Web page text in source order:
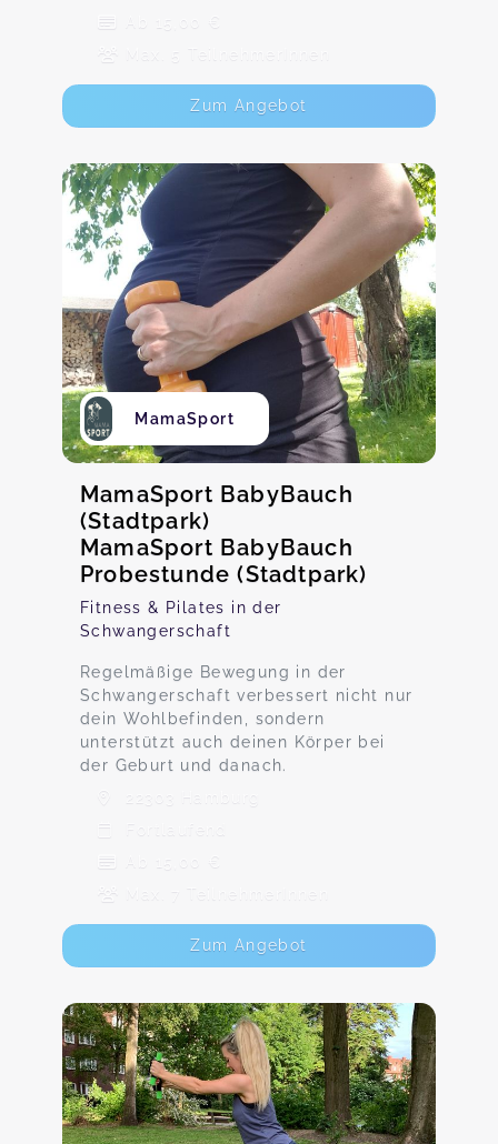
Ab 15,00 €
Max. 5 TeilnehmerInnen
Zum Angebot
MamaSport
MamaSport BabyBauch
(Stadtpark)
MamaSport BabyBauch
Probestunde (Stadtpark)
Fitness & Pilates in der
Schwangerschaft
Regelmäßige Bewegung in der
Schwangerschaft verbessert nicht nur
dein Wohlbefinden, sondern
unterstützt auch deinen Körper bei
der Geburt und danach.
22303 Hamburg
Fortlaufend
Ab 15,00 €
Max. 7 TeilnehmerInnen
Zum Angebot